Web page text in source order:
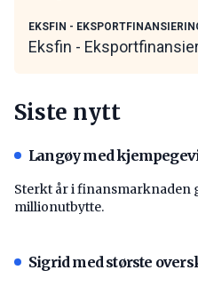
EKSFIN -
Eksfin -
Siste nytt
Langøy med
Sterkt år i finansmarknaden
millionutbytte.
Sigrid med største